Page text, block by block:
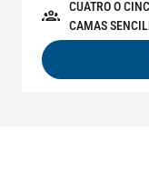
CUATRO O
CAMAS